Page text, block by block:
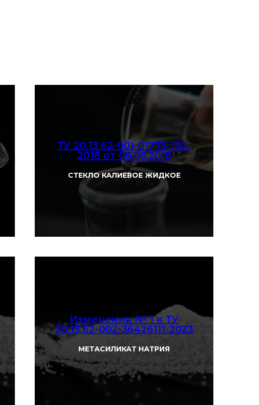
ТУ 20.13.62-001-01775-192-
2018 от 08.05.2018
СТЕКЛО КАЛИЕВОЕ ЖИДКОЕ
Изменения № 1 к ТУ
20.13.62-002-36426111-2023
МЕТАСИЛИКАТ НАТРИЯ